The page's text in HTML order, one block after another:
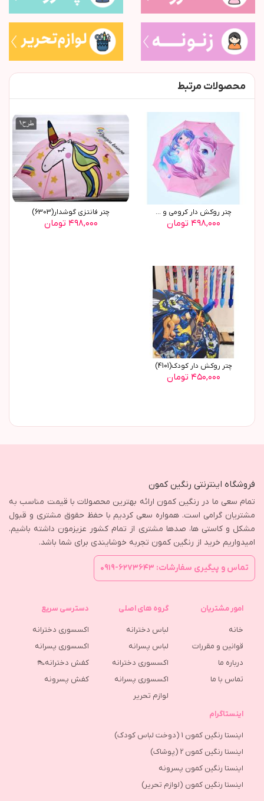
محصولات مرتبط
چتر روکش دار کرومی و ...
۴۹۸,۰۰۰ تومان
چتر فانتزی گوشدار(6303)
۴۹۸,۰۰۰ تومان
چتر روکش دار کودک(4101)
۴۵۰,۰۰۰ تومان
فروشگاه اینترنتی رنگین کمون
تمام سعی ما در رنگین کمون ارائه بهترین محصولات با قیمت مناسب به
مشتریان گرامی است. همواره سعی کردیم با حفظ حقوق مشتری و قبول
مشکل و کاستی ها، صدها مشتری از تمام کشور عزیزمون داشته باشیم.
امیدواریم خرید از رنگین کمون تجربه خوشایندی برای شما باشد.
تماس و پیگیری سفارشات: ۶۲۷۳۶۴۳-۰۹۱۹
امور مشتریان
خانه
قوانین و مقررات
درباره ما
تماس با ما
گروه های اصلی
لباس دخترانه
لباس پسرانه
اکسسوری دخترانه
اکسسوری پسرانه
لوازم تحریر
دسترسی سریع
اکسسوری دخترانه
اکسسوری پسرانه
کفش دخترانه👠
كفش پسرونه
اینستاگرام
اینستا رنگین کمون 1 (دوخت لباس کودک)
اینستا رنگین کمون 2 (پوشاک)
اینستا رنگین کمون پسرونه
اینستا رنگین کمون (لوازم تحریر)